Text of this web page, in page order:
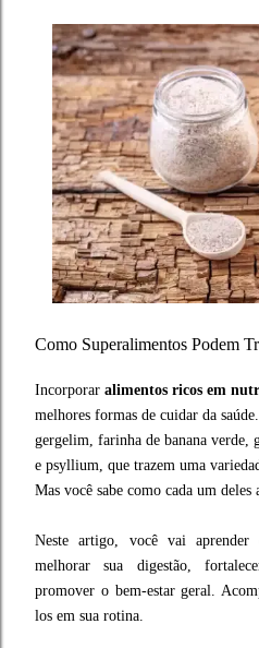
Como Superalimentos Podem
Incorporar alimentos ricos em
melhores formas de cuidar da
gergelim, farinha de banana verde,
e psyllium, que trazem uma
Mas você sabe como cada um deles
Neste artigo, você vai aprender
melhorar sua digestão,
promover o bem-estar geral.
los em sua rotina.